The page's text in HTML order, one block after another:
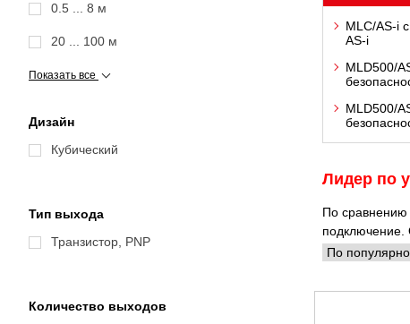
0.5 ... 8 м
20 ... 100 м
Показать все
Дизайн
Кубический
Тип выхода
Транзистор, PNP
Количество выходов
MLC/AS-i
AS-i
MLD500/
MLD500/
Лидер по
По сравнению
подключение.